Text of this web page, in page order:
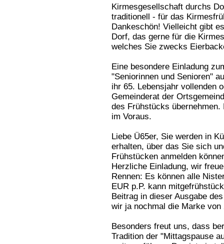
Kirmesgesellschaft durchs
traditionell - für das
Dankeschön! Vielleicht gibt
Dorf, das gerne für die
welches Sie zwecks
Eine besondere Einladung
"Seniorinnen und Senioren"
ihr 65. Lebensjahr vollenden
Gemeinderat der
des Frühstücks
im Voraus.
Liebe Ü65er, Sie werden in
erhalten, über das Sie sich
Frühstücken anmelden
Herzliche Einladung, wir
Rennen: Es können alle
EUR p.P. kann
Beitrag in dieser Ausgabe
wir ja nochmal die Marke
Besonders freut uns, dass
Tradition der "Mittagspause